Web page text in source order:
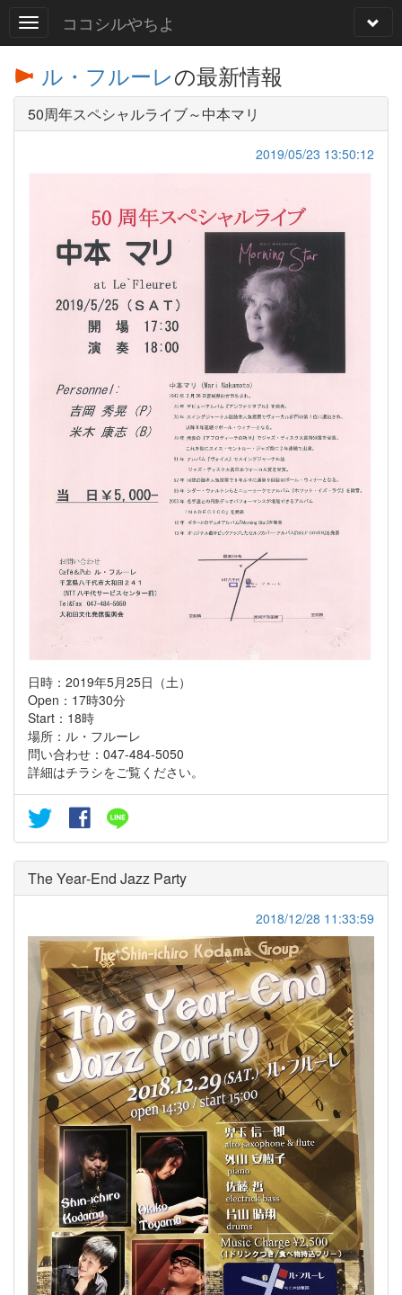
ココシルやちよ
ル・フルーレの最新情報
50周年スペシャルライブ～中本マリ
2019/05/23 13:50:12
日時：2019年5月25日（土）
Open：17時30分
Start：18時
場所：ル・フルーレ
問い合わせ：047-484-5050
詳細はチラシをご覧ください。
The Year‐End Jazz Party
2018/12/28 11:33:59